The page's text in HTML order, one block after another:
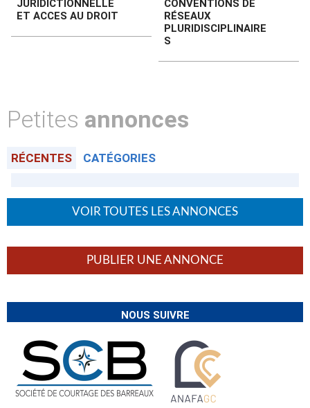
JURIDICTIONNELLE
ET ACCES AU DROIT
CONVENTIONS DE
RÉSEAUX
PLURIDISCIPLINAIRE
S
Petites annonces
RÉCENTES CATÉGORIES
VOIR TOUTES LES ANNONCES
PUBLIER UNE ANNONCE
NOUS SUIVRE